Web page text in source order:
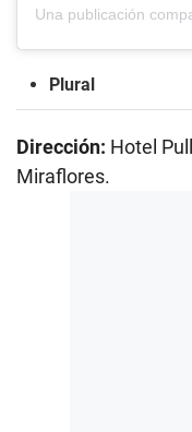
Plural
Dirección: Hotel
Miraflores.